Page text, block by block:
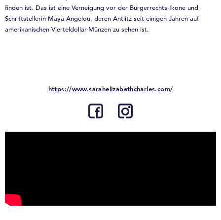
finden ist. Das ist eine Verneigung vor der Bürgerrechts-Ikone und
Schriftstellerin Maya Angelou, deren Antlitz seit einigen Jahren auf
amerikanischen Vierteldollar-Münzen zu sehen ist.
https://www.sarahelizabethcharles.com/